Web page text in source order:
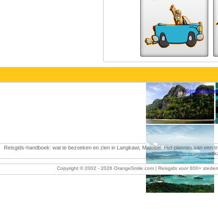
Reisgids-handboek: wat te bezoeken en zien in Langkawi, Maleisie. Het plannen van
Copyright © 2002 - 2026 OrangeSmile.com | Reisgids voor 800+